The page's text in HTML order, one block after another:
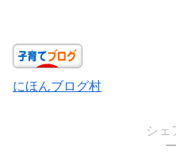
にほんブログ村
シェ